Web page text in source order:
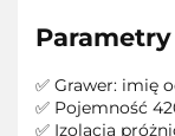
Parametry
✅ Grawer: imię
✅ Pojemność
✅ Izolacja